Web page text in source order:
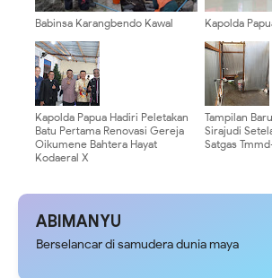
Babinsa Karangbendo Kawal
Dukung Kelancaran Pengairan
Lahan Pertanian
Kapolda
Perkuat
Kapolda Papua Hadiri Peletakan
Batu Pertama Renovasi Gereja
Oikumene Bahtera Hayat
Kodaeral X
Tampilan
Sirajudi
Satgas
ABIMANYU
Berselancar di samudera dunia maya